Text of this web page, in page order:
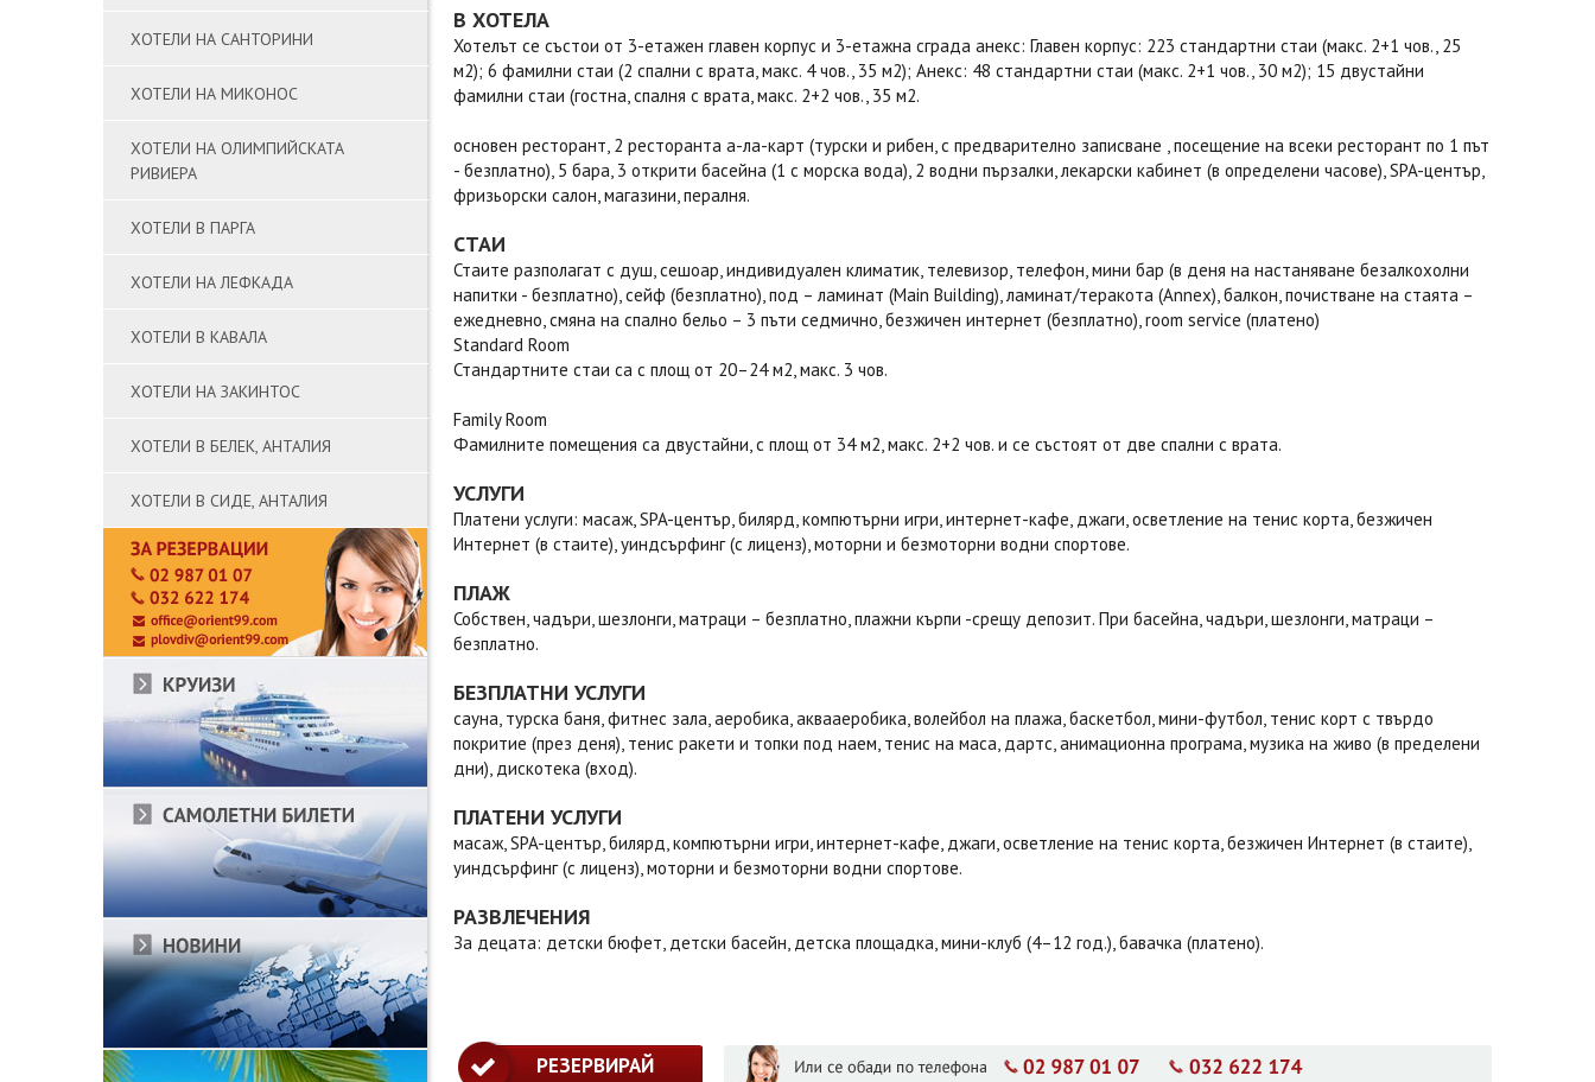
ХОТЕЛИ НА САНТОРИНИ
ХОТЕЛИ НА МИКОНОС
ХОТЕЛИ НА ОЛИМПИЙСКАТА
РИВИЕРА
ХОТЕЛИ В ПАРГА
ХОТЕЛИ НА ЛЕФКАДА
ХОТЕЛИ В КАВАЛА
ХОТЕЛИ НА ЗАКИНТОС
ХОТЕЛИ В БЕЛЕК, АНТАЛИЯ
ХОТЕЛИ В СИДЕ, АНТАЛИЯ
В ХОТЕЛА
Хотелът се състои от 3-етажен главен корпус и 3-етажна сграда анекс: Главен корпус: 223 стандартни стаи (макс. 2+1 чов., 25
м2); 6 фамилни стаи (2 спални с врата, макс. 4 чов., 35 м2); Анекс: 48 стандартни стаи (макс. 2+1 чов., 30 м2); 15 двустайни
фамилни стаи (гостна, спалня с врата, макс. 2+2 чов., 35 м2.
основен ресторант, 2 ресторанта а-ла-карт (турски и рибен, с предварително записване , посещение на всеки ресторант по 1 път
- безплатно), 5 бара, 3 открити басейна (1 с морска вода), 2 водни пързалки, лекарски кабинет (в определени часове), SPA-център,
фризьорски салон, магазини, пералня.
СТАИ
Стаите разполагат с душ, сешоар, индивидуален климатик, телевизор, телефон, мини бар (в деня на настаняване безалкохолни
напитки - безплатно), сейф (безплатно), под – ламинат (Main Building), ламинат/теракота (Annex), балкон, почистване на стаята –
ежедневно, смяна на спално бельо – 3 пъти седмично, безжичен интернет (безплатно), room service (платено)
Standard Room
Стандартните стаи са с площ от 20–24 м2, макс. 3 чов.
Family Room
Фамилните помещения са двустайни, с площ от 34 м2, макс. 2+2 чов. и се състоят от две спални с врата.
УСЛУГИ
Платени услуги: масаж, SPA-център, билярд, компютърни игри, интернет-кафе, джаги, осветление на тенис корта, безжичен
Интернет (в стаите), уиндсърфинг (с лиценз), моторни и безмоторни водни спортове.
ПЛАЖ
Собствен, чадъри, шезлонги, матраци – безплатно, плажни кърпи -срещу депозит. При басейна, чадъри, шезлонги, матраци –
безплатно.
БЕЗПЛАТНИ УСЛУГИ
сауна, турска баня, фитнес зала, аеробика, аквааеробика, волейбол на плажа, баскетбол, мини-футбол, тенис корт с твърдо
покритие (през деня), тенис ракети и топки под наем, тенис на маса, дартс, анимационна програма, музика на живо (в пределени
дни), дискотека (вход).
ПЛАТЕНИ УСЛУГИ
масаж, SPA-център, билярд, компютърни игри, интернет-кафе, джаги, осветление на тенис корта, безжичен Интернет (в стаите),
уиндсърфинг (с лиценз), моторни и безмоторни водни спортове.
РАЗВЛЕЧЕНИЯ
За децата: детски бюфет, детски басейн, детска площадка, мини-клуб (4–12 год.), бавачка (платено).
РЕЗЕРВИРАЙ